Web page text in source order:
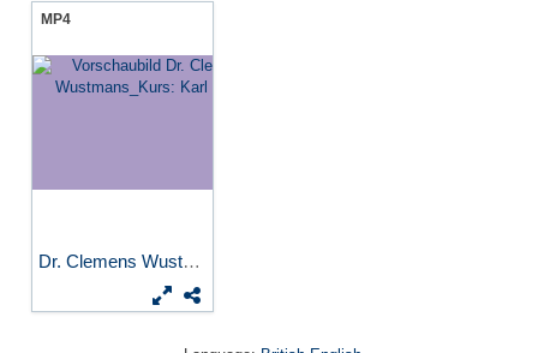
MP4
Dr. Clemens Wustmans_Kurs:...